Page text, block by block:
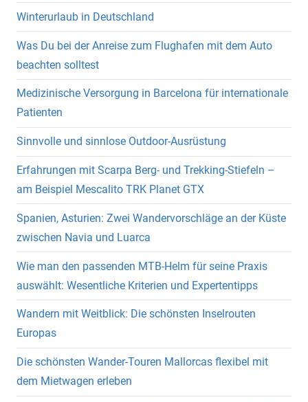
Winterurlaub in Deutschland
Was Du bei der Anreise zum Flughafen mit dem Auto
beachten solltest
Medizinische Versorgung in Barcelona für internationale
Patienten
Sinnvolle und sinnlose Outdoor-Ausrüstung
Erfahrungen mit Scarpa Berg- und Trekking-Stiefeln –
am Beispiel Mescalito TRK Planet GTX
Spanien, Asturien: Zwei Wandervorschläge an der Küste
zwischen Navia und Luarca
Wie man den passenden MTB-Helm für seine Praxis
auswählt: Wesentliche Kriterien und Expertentipps
Wandern mit Weitblick: Die schönsten Inselrouten
Europas
Die schönsten Wander-Touren Mallorcas flexibel mit
dem Mietwagen erleben